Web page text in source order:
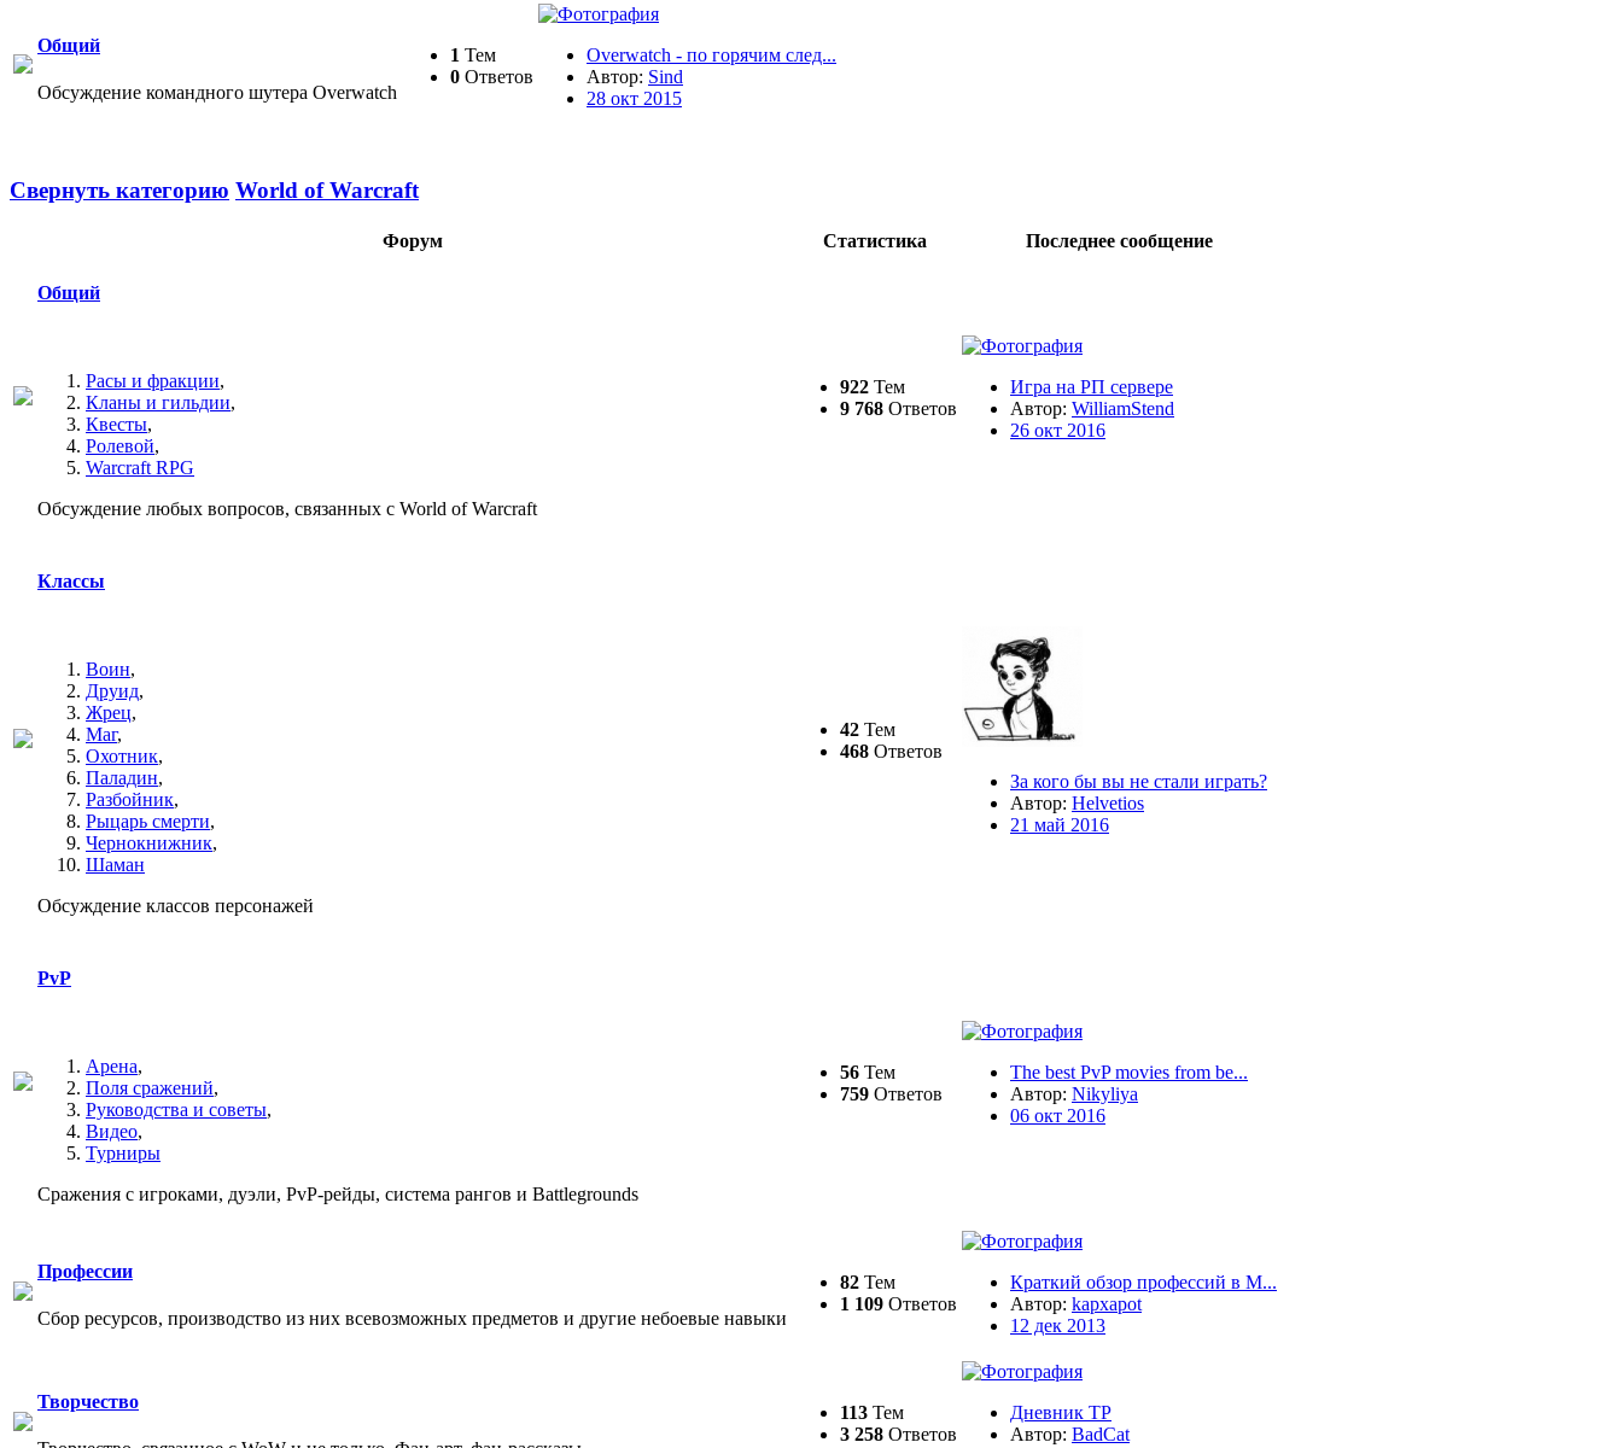
Общий
Обсуждение командного шутера Overwatch
1 Тем
0 Ответов
Overwatch - по горячим след...
Автор: Sind
28 окт 2015
Свернуть категорию World of Warcraft
Форум Статистика Последнее сообщение
Общий
Расы и фракции,
Кланы и гильдии,
Квесты,
Ролевой,
Warcraft RPG
Обсуждение любых вопросов, связанных с World of Warcraft
922 Тем
9 768 Ответов
Игра на РП сервере
Автор: WilliamStend
26 окт 2016
Классы
Воин,
Друид,
Жрец,
Маг,
Охотник,
Паладин,
Разбойник,
Рыцарь смерти,
Чернокнижник,
Шаман
Обсуждение классов персонажей
42 Тем
468 Ответов
За кого бы вы не стали играть?
Автор: Helvetios
21 май 2016
PvP
Арена,
Поля сражений,
Руководства и советы,
Видео,
Турниры
Сражения с игроками, дуэли, PvP-рейды, система рангов и Battlegrounds
56 Тем
759 Ответов
The best PvP movies from be...
Автор: Nikyliya
06 окт 2016
Профессии
Сбор ресурсов, производство из них всевозможных предметов и другие небоевые навыки
82 Тем
1 109 Ответов
Краткий обзор профессий в M...
Автор: kapxapot
12 дек 2013
Творчество
113 Тем
3 258 Ответов
Дневник ТР
Автор: BadCat